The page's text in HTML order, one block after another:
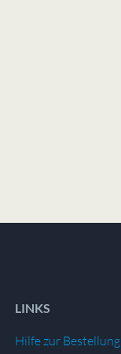
LINKS
Hilfe zur Bestellung